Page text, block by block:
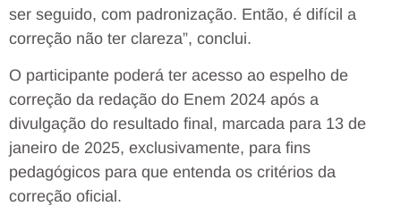
ser seguido, com padronização. Então, é difícil a
correção não ter clareza”, conclui.
O participante poderá ter acesso ao espelho de
correção da redação do Enem 2024 após a
divulgação do resultado final, marcada para 13 de
janeiro de 2025, exclusivamente, para fins
pedagógicos para que entenda os critérios da
correção oficial.